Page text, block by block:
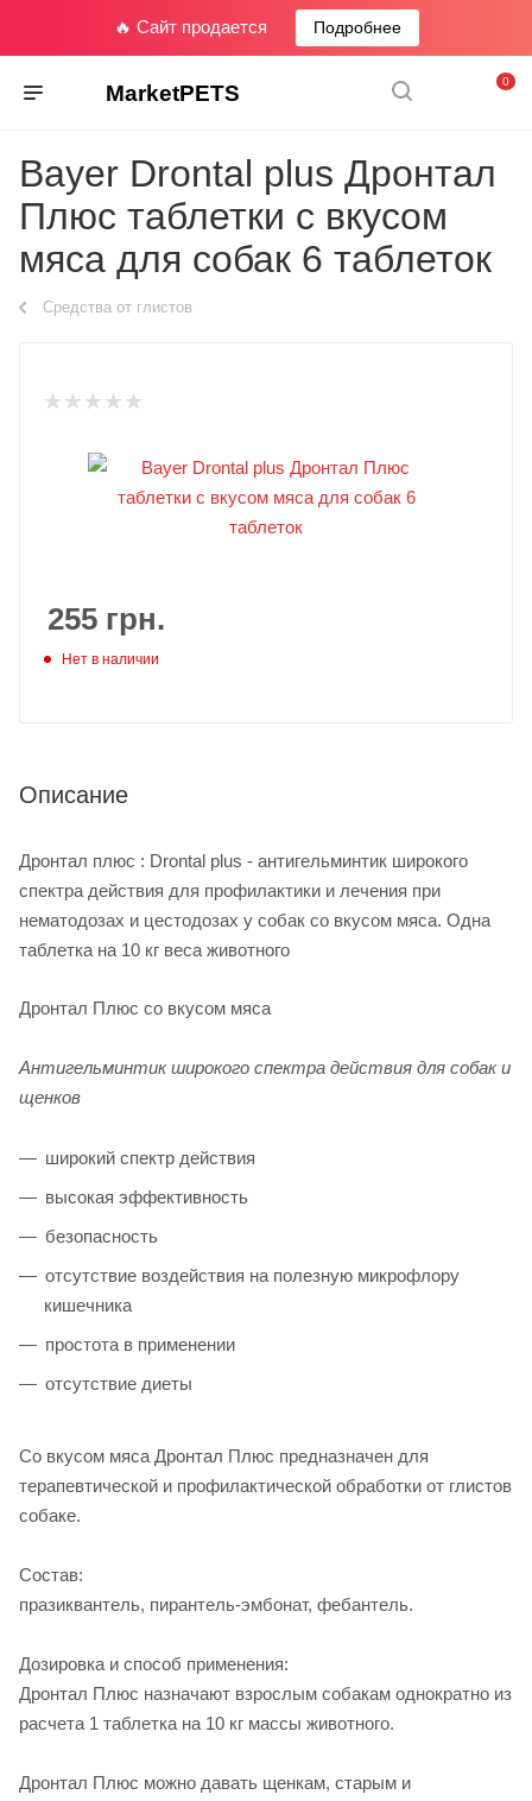
🔥 Сайт продается Подробнее
MarketPETS 0
Bayer Drontal plus Дронтал
Плюс таблетки с вкусом
мяса для собак 6 таблеток
Средства от глистов
255 грн.
Нет в наличии
Описание
Дронтал плюс : Drontal plus - антигельминтик широкого
спектра действия для профилактики и лечения при
нематодозах и цестодозах у собак со вкусом мяса. Одна
таблетка на 10 кг веса животного
Дронтал Плюс со вкусом мяса
Антигельминтик широкого спектра действия для собак и
щенков
широкий спектр действия
высокая эффективность
безопасность
отсутствие воздействия на полезную микрофлору
кишечника
простота в применении
отсутствие диеты
Cо вкусом мяса Дронтал Плюс предназначен для
терапевтической и профилактической обработки от глистов
собаке.
Состав:
празиквантель, пирантель-эмбонат, фебантель.
Дозировка и способ применения:
Дронтал Плюс назначают взрослым собакам однократно из
расчета 1 таблетка на 10 кг массы животного.
Дронтал Плюс можно давать щенкам, старым и